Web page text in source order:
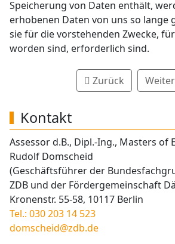
Speicherung von Daten enthält,
erhobenen Daten von uns so lange
sie für die vorstehenden Zwecke,
worden sind, erforderlich sind.
Zurück Weiter
Kontakt
Assessor d.B., Dipl.-Ing., Masters of
Rudolf Domscheid
(Geschäftsführer der
ZDB und der Fördergemeinschaft
Kronenstr. 55-58, 10117 Berlin
Tel.: 030 203 14 523
domscheid@zdb.de